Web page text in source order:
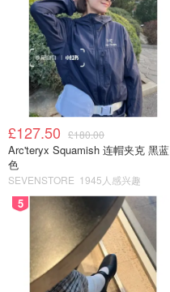
£127.50 £180.00
Arc'teryx Squamish 连帽夹克 黑蓝
色
SEVENSTORE 1945人感兴趣
5